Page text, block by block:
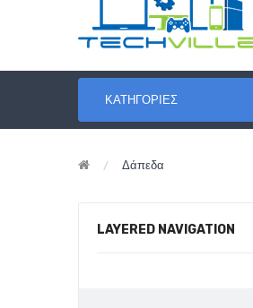
ΚΑΤΗΓΟΡΊΕΣ
Δάπεδα
LAYERED NAVIGATION